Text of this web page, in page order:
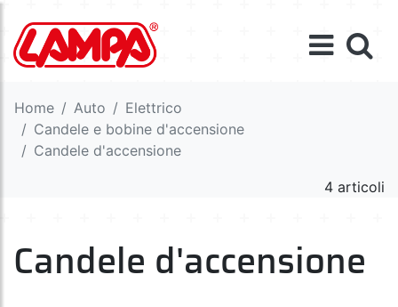
Home Auto
Elettrico
Candele e bobine d'accensione
Candele d'accensione
4 articoli
Candele d'accensione